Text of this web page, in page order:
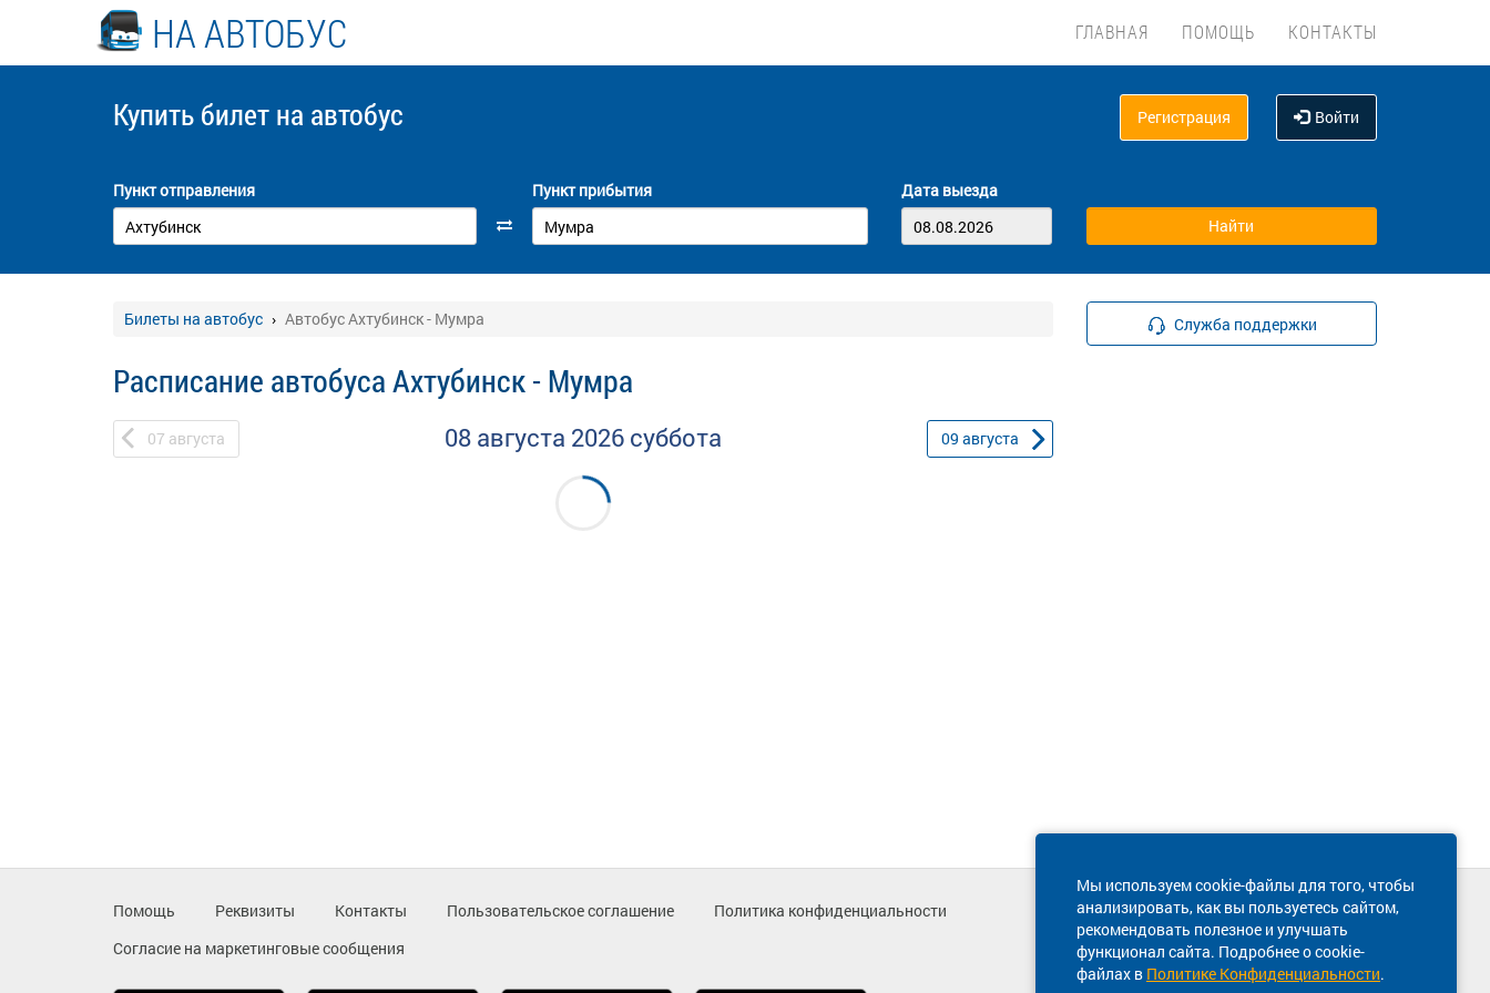
НА АВТОБУС ГЛАВНАЯ ПОМОЩЬ КОНТАКТЫ
Купить билет на автобус Регистрация Войти
Пункт отправления Пункт прибытия Дата выезда
Билеты на автобус Автобус Ахтубинск - Мумра
Расписание автобуса Ахтубинск - Мумра
07 августа 08 августа 2026 суббота 09 августа
Служба поддержки
Мы используем cookie-файлы для того, чтобы
анализировать, как вы пользуетесь сайтом,
рекомендовать полезное и улучшать
функционал сайта. Подробнее о cookie-
файлах в Политике Конфиденциальности.
Помощь Реквизиты Контакты Пользовательское соглашение
Политика конфиденциальности
Согласие на маркетинговые сообщения
Техническая поддержка сайта
8 800 600-03-38